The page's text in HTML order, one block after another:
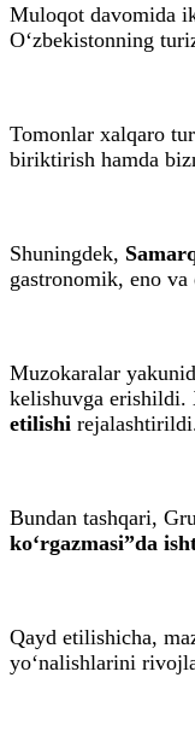
Muloqot davomida
O‘zbekistonning
Tomonlar xalqaro
biriktirish hamda
Shuningdek,
gastronomik, eno
Muzokaralar
kelishuvga erishildi.
etilishi
Bundan tashqari,
ko‘rgazmasi”da
Qayd etilishicha,
yo‘nalishlarini